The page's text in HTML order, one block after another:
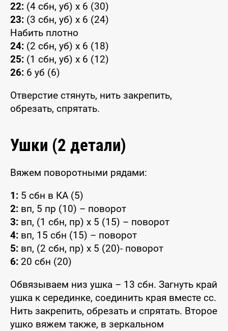
22: (4 сбн, уб) x 6 (30)
23: (3 сбн, уб) x 6 (24)
Набить плотно
24: (2 сбн, уб) x 6 (18)
25: (1 сбн, уб) x 6 (12)
26: 6 уб (6)
Отверстие стянуть, нить закрепить,
обрезать, спрятать.
Ушки (2 детали)
Вяжем поворотными рядами:
1: 5 сбн в КА (5)
2: вп, 5 пр (10) – поворот
3: вп, (1 сбн, пр) x 5 (15) – поворот
4: вп, 15 сбн (15) – поворот
5: вп, (2 сбн, пр) x 5 (20)- поворот
6: 20 сбн (20)
Обвязываем низ ушка – 13 сбн. Загнуть край
ушка к серединке, соединить края вместе сс.
Нить закрепить, обрезать и спрятать. Второе
ушко вяжем также, в зеркальном